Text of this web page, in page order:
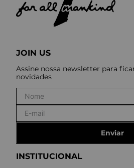
INSTITUCIONAL
JOIN US
Assine nossa newsletter para
novidades
Enviar